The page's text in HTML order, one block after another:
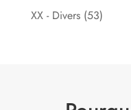
XX - Divers (53)